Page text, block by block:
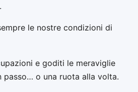
le nostre condizioni di
e goditi le meraviglie
passo… o una ruota alla volta.